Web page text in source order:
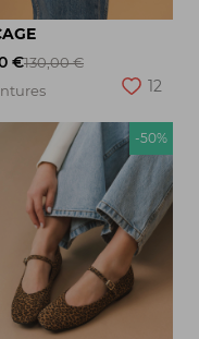
€130,00 €
12
-50%